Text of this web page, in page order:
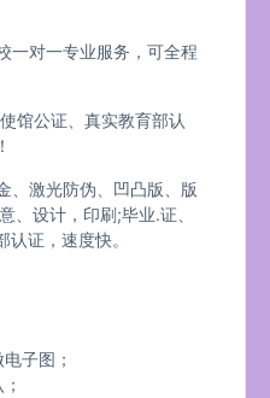
一对一专业服务，可全程
馆公证、真实教育部认
、激光防伪、凹凸版、版
、设计，印刷;毕业.证、
证，速度快。
子图；